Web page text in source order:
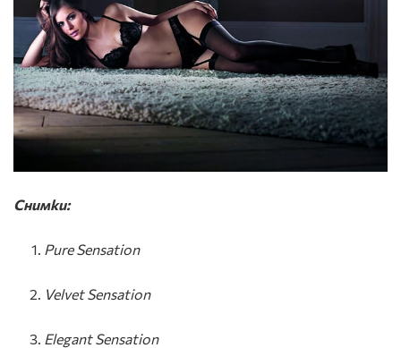
Снимки:
Pure Sensation
Velvet Sensation
Elegant Sensation